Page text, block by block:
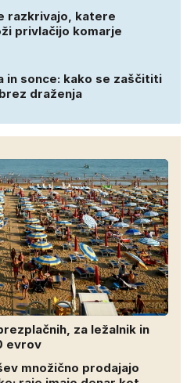
razkrivajo, katere
privlačijo komarje
in sonce: kako se zaščititi
draženja
za ležalnik in
evrov
množično prodajajo